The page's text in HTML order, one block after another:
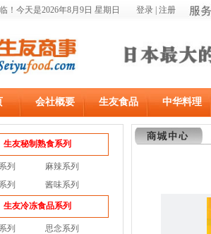
！ 今天是2026年8月9日 星期日 登录 注册
会社概要 生友食品 中华料理
生友秘制熟食系列
列
麻辣系列
列
酱味系列
生友冷冻食品系列
列
思念系列